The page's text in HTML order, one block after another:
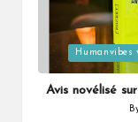
Posted
in
Humanvibes
Avis novélisé